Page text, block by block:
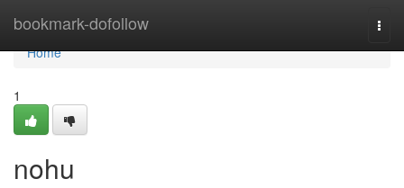
bookmark-dofollow
Home
Home
1
nohu